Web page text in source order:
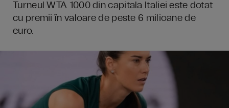
Turneul WTA 1000 din capitala Italiei este dotat
cu premii în valoare de peste 6 milioane de
euro.